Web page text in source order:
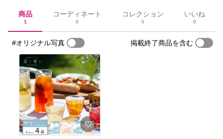
商品
1
コーディネート
0
コレクション
0
いいね
0
#オリジナル写真 掲載終了商品を含む